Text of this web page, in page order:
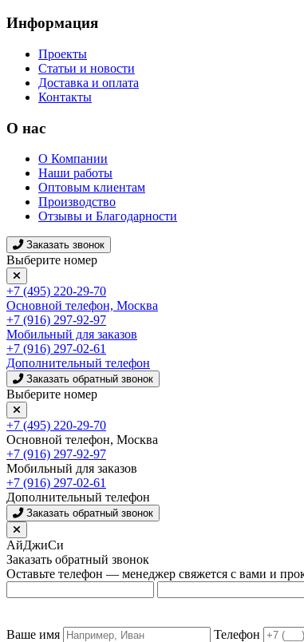
Информация
Проекты
Статьи и новости
Доставка и оплата
Контакты
О нас
О Компании
Наши работы
Оптовым клиентам
Производство
Отзывы и Благодарности
Заказать звонок
Выберите номер
+7 (495) 220-29-70
Основной телефон, Москва
+7 (916) 297-92-97
Мобильный для заказов
+7 (916) 297-02-61
Дополнительный телефон
Заказать обратный звонок
Выберите номер
+7 (495) 220-29-70
Основной телефон, Москва
+7 (916) 297-92-97
Мобильный для заказов
+7 (916) 297-02-61
Дополнительный телефон
Заказать обратный звонок
АйДжиСи
Заказать обратный звонок
Оставьте телефон — менеджер свяжется с вами и
Ваше имя Телефон